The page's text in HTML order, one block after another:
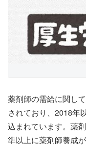
薬剤師の需給に関し
されており、2018年
込まれています。薬
準以上に薬剤師養成